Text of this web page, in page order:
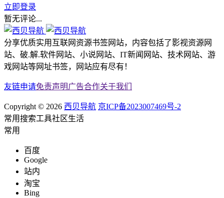
立即登录
暂无评论...
分享优质实用互联网资源书签网站，内容包括了影视资源网
站、破.解.软件网站、小说网站、IT新闻网站、技术网站、游
戏网站等网址书签，网站应有尽有！
友链申请免责声明广告合作关于我们
Copyright © 2026 西贝导航 京ICP备2023007469号-2
常用搜索工具社区生活
常用
百度
Google
站内
淘宝
Bing